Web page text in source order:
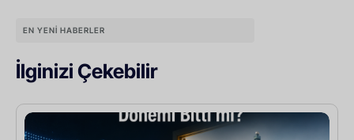
EN YENI HABERLER
İlginizi Çekebilir